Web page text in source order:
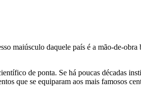
maiúsculo daquele país é a mão-de-
de ponta. Se há poucas décadas
que se equiparam aos mais famosos